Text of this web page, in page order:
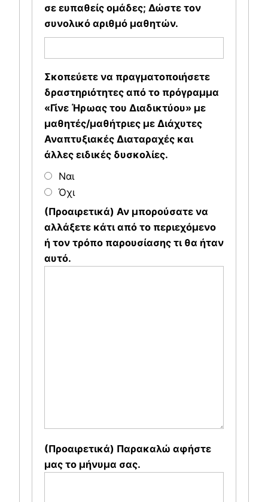
σε ευπαθείς ομάδες; Δώστε τον
συνολικό αριθμό μαθητών.
Σκοπεύετε να πραγματοποιήσετε
δραστηριότητες από το πρόγραμμα
«Γίνε Ήρωας του Διαδικτύου» με
μαθητές/μαθήτριες με Διάχυτες
Αναπτυξιακές Διαταραχές και
άλλες ειδικές δυσκολίες.
Ναι
Όχι
(Προαιρετικά) Αν μπορούσατε να
αλλάξετε κάτι από το περιεχόμενο
ή τον τρόπο παρουσίασης τι θα ήταν
αυτό.
(Προαιρετικά) Παρακαλώ αφήστε
μας το μήνυμα σας.